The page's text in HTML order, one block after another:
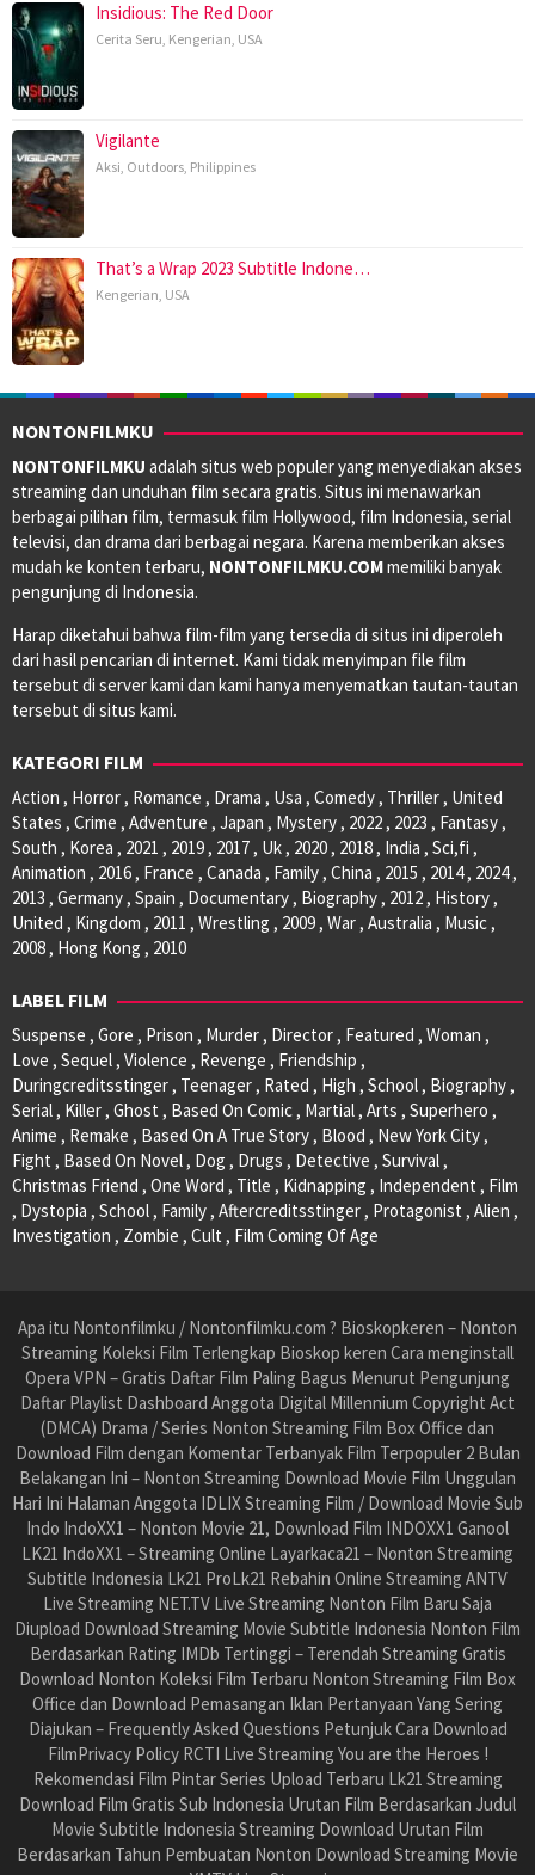
Insidious: The Red Door
Cerita Seru, Kengerian, USA
Vigilante
Aksi, Outdoors, Philippines
That’s a Wrap 2023 Subtitle Indone…
Kengerian, USA
NONTONFILMKU
NONTONFILMKU adalah situs web populer yang menyediakan akses
streaming dan unduhan film secara gratis. Situs ini menawarkan
berbagai pilihan film, termasuk film Hollywood, film Indonesia, serial
televisi, dan drama dari berbagai negara. Karena memberikan akses
mudah ke konten terbaru, NONTONFILMKU.COMmemiliki banyak
pengunjung di Indonesia.
Harap diketahui bahwa film-film yang tersedia di situs ini diperoleh
dari hasil pencarian di internet. Kami tidak menyimpan file film
tersebut di server kami dan kami hanya menyematkan tautan-tautan
tersebut di situs kami.
KATEGORI FILM
Action , Horror , Romance , Drama , Usa , Comedy , Thriller , United
States , Crime , Adventure , Japan , Mystery , 2022 , 2023 , Fantasy ,
South , Korea , 2021 , 2019 , 2017 , Uk , 2020 , 2018 , India , Sci,fi ,
Animation , 2016 , France , Canada , Family , China , 2015 , 2014 , 2024 ,
2013 , Germany , Spain , Documentary , Biography , 2012 , History ,
United , Kingdom , 2011 , Wrestling , 2009 , War , Australia , Music ,
2008 , Hong Kong , 2010
LABEL FILM
Suspense , Gore , Prison , Murder , Director , Featured , Woman ,
Love , Sequel , Violence , Revenge , Friendship ,
Duringcreditsstinger , Teenager , Rated , High , School , Biography ,
Serial , Killer , Ghost , Based On Comic , Martial , Arts , Superhero ,
Anime , Remake , Based On A True Story , Blood , New York City ,
Fight , Based On Novel , Dog , Drugs , Detective , Survival ,
Christmas Friend , One Word , Title , Kidnapping , Independent , Film
, Dystopia , School , Family , Aftercreditsstinger , Protagonist , Alien ,
Investigation , Zombie , Cult , Film Coming Of Age
Apa itu Nontonfilmku / Nontonfilmku.com ? Bioskopkeren – Nonton
Streaming Koleksi Film Terlengkap Bioskop keren Cara menginstall
Opera VPN – Gratis Daftar Film Paling Bagus Menurut Pengunjung
Daftar Playlist Dashboard Anggota Digital Millennium Copyright Act
(DMCA) Drama / Series Nonton Streaming Film Box Office dan
Download Film dengan Komentar Terbanyak Film Terpopuler 2 Bulan
Belakangan Ini – Nonton Streaming Download Movie Film Unggulan
Hari Ini Halaman Anggota IDLIX Streaming Film / Download Movie Sub
Indo IndoXX1 – Nonton Movie 21, Download Film INDOXX1 Ganool
LK21 IndoXX1 – Streaming Online Layarkaca21 – Nonton Streaming
Subtitle Indonesia Lk21 ProLk21 Rebahin Online Streaming ANTV
Live Streaming NET.TV Live Streaming Nonton Film Baru Saja
Diupload Download Streaming Movie Subtitle Indonesia Nonton Film
Berdasarkan Rating IMDb Tertinggi – Terendah Streaming Gratis
Download Nonton Koleksi Film Terbaru Nonton Streaming Film Box
Office dan Download Pemasangan Iklan Pertanyaan Yang Sering
Diajukan – Frequently Asked Questions Petunjuk Cara Download
FilmPrivacy Policy RCTI Live Streaming You are the Heroes !
Rekomendasi Film Pintar Series Upload Terbaru Lk21 Streaming
Download Film Gratis Sub Indonesia Urutan Film Berdasarkan Judul
Movie Subtitle Indonesia Streaming Download Urutan Film
Berdasarkan Tahun Pembuatan Nonton Download Streaming Movie